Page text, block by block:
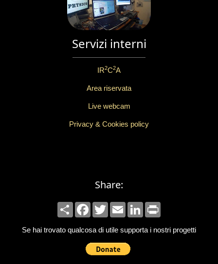
Servizi interni
IR2C2A
Area riservata
Live webcam
Privacy & Cookies policy
Share:
ShareFacebook
TwitterEmailLinkedIn
Se hai trovato qualcosa di utile supporta i nostri progetti